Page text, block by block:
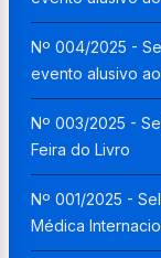
Nº 004/2025 -
evento alusivo
Nº 003/2025 -
Feira do Livro
Nº 001/2025 -
Médica